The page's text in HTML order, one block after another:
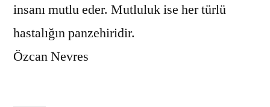
insanı mutlu eder. Mutluluk ise her türlü
hastalığın panzehiridir.
Özcan Nevres